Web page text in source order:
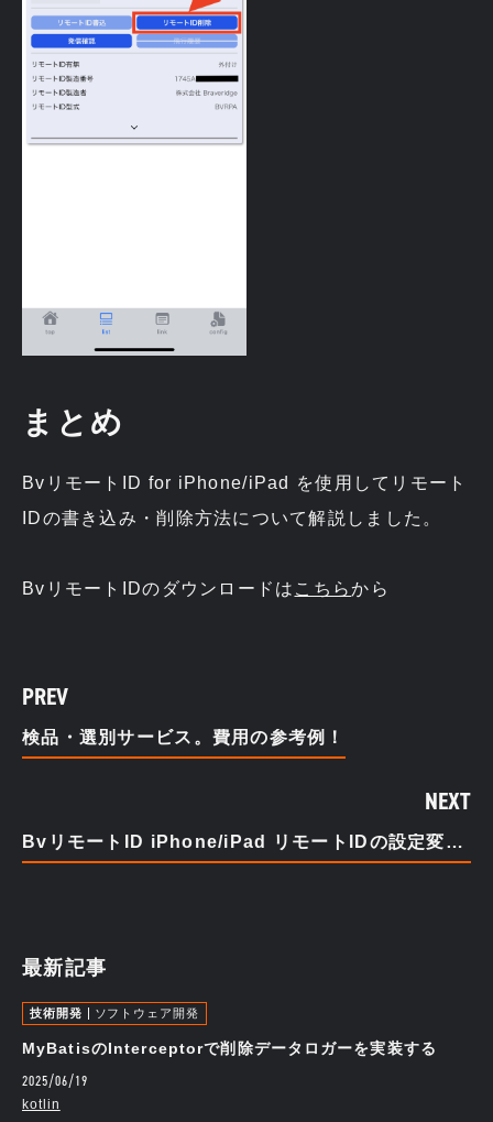
まとめ
BvリモートID for iPhone/iPad を使用してリモート
IDの書き込み・削除方法について解説しました。
BvリモートIDのダウンロードは こちらから
PREV
検品・選別サービス。費用の参考例！
NEXT
BvリモートID iPhone/iPad リモートIDの設定変更・確認
最新記事
技術開発 ソフトウェア開発
MyBatisのInterceptorで削除データロガーを実装する
2025/06/19
kotlin